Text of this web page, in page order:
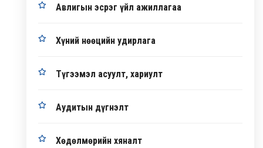
Авлигын эсрэг үйл ажиллагаа
Хүний нөөцийн удирлага
Түгээмэл асуулт, хариулт
Аудитын дүгнэлт
Хөдөлмөрийн хяналт